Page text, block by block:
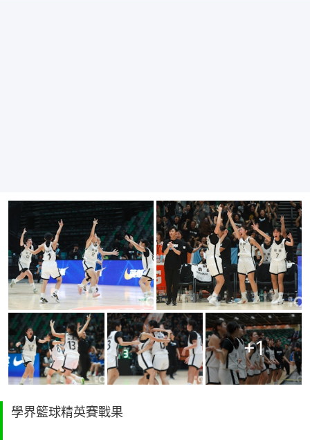
+1
學界籃球精英賽戰果